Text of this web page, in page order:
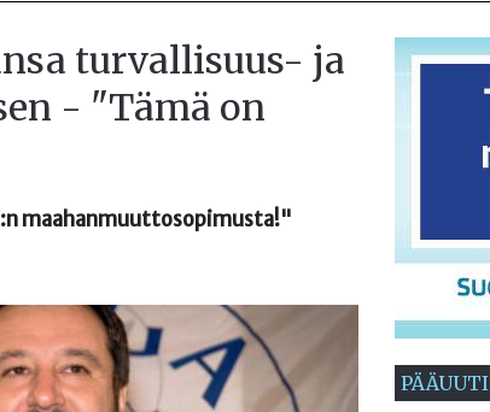
turvallisuus- ja
- "Tämä on
maahanmuuttosopimusta!"